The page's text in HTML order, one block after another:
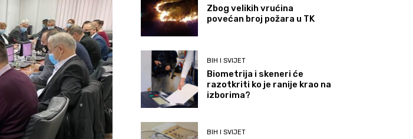
Zbog velikih vrućina
povećan broj požara u TK
BIH I SVIJET
Biometrija i skeneri će
razotkriti ko je ranije krao na
izborima?
BIH I SVIJET